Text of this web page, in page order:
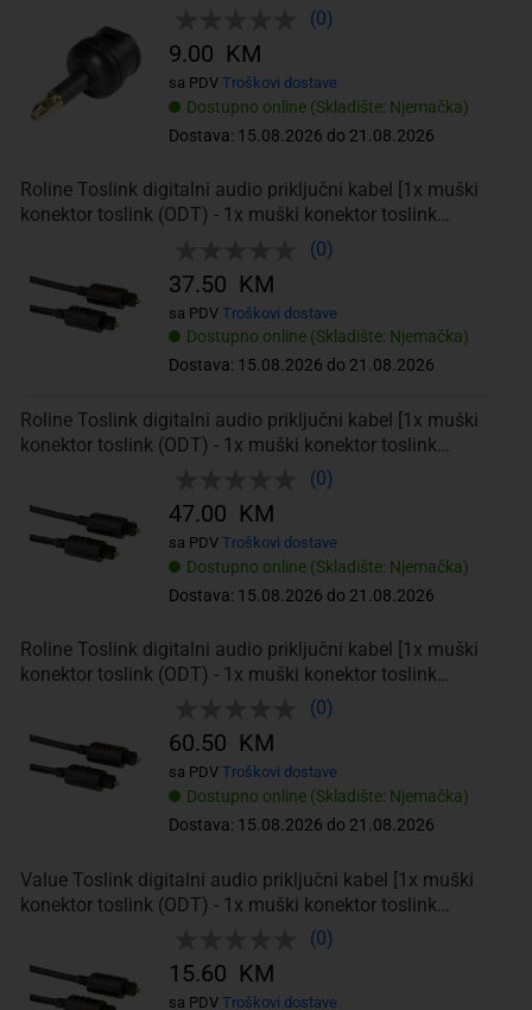
(0)
Dostupno online (Skladište: Njemačka)
Dostava: 15.08.2026 do 21.08.2026
9.00 KM
sa PDV Troškovi dostave
Roline Toslink digitalni audio priključni kabel [1x muški
konektor toslink (ODT) - 1x muški konektor toslink
(0)
Dostupno online (Skladište: Njemačka)
Dostava: 15.08.2026 do 21.08.2026
37.50 KM
sa PDV Troškovi dostave
Roline Toslink digitalni audio priključni kabel [1x muški
konektor toslink (ODT) - 1x muški konektor toslink
(0)
Dostupno online (Skladište: Njemačka)
Dostava: 15.08.2026 do 21.08.2026
47.00 KM
sa PDV Troškovi dostave
Roline Toslink digitalni audio priključni kabel [1x muški
konektor toslink (ODT) - 1x muški konektor toslink
(0)
Dostupno online (Skladište: Njemačka)
Dostava: 15.08.2026 do 21.08.2026
60.50 KM
sa PDV Troškovi dostave
Value Toslink digitalni audio priključni kabel [1x muški
konektor toslink (ODT) - 1x muški konektor toslink
(0)
15.60 KM
sa PDV Troškovi dostave